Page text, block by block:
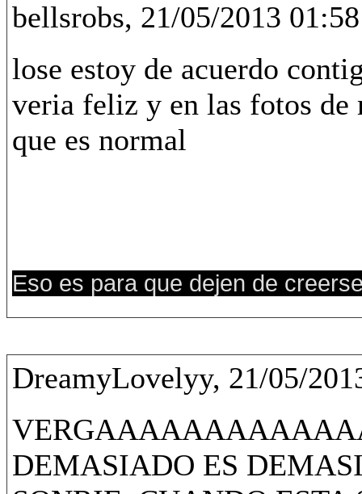
bellsrobs, 21/05/2013
lose estoy de acuerdo
veria feliz y en las fotos de
que es normal
Eso es para que dejen de
DreamyLovelyy, 21/05/
DEMASIADO ES